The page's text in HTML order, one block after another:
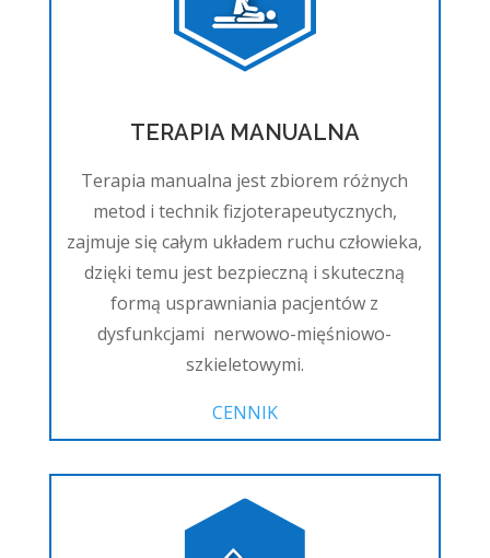
TERAPIA MANUALNA
Terapia manualna jest zbiorem różnych
metod i technik fizjoterapeutycznych,
zajmuje się całym układem ruchu człowieka,
dzięki temu jest bezpieczną i skuteczną
formą usprawniania pacjentów z
dysfunkcjami nerwowo-mięśniowo-
szkieletowymi.
CENNIK